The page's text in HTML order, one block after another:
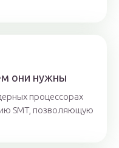
они нужны
процессорах
SMT, позволяющую